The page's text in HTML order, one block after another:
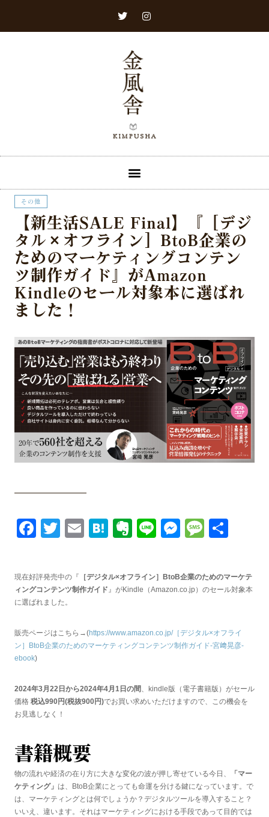
その他​
【新生活SALE Final】『［デジ
タル×オフライン］BtoB企業の
ためのマーケティングコンテン
ツ制作ガイド』がAmazon
Kindleのセール対象本に選ばれ
ました！
Facebook
Twitter
EmailHatena
Evernote
Line
現在好評発売中の『 ［デジタル×オフライン］BtoB企業のためのマーケテ
ィングコンテンツ制作ガイド 』がKindle（Amazon.co.jp）のセール対象本
に選ばれました。
販売ページはこちら→(https://www.amazon.co.jp/［デジタル×オフライ
ン］BtoB企業のためのマーケティングコンテンツ制作ガイド-宮﨑晃彦-
ebook)
2024年3月22日から2024年4月1日の間、kindle版（電子書籍版）がセール
価格 税込990円(税抜900円)でお買い求めいただけますので、この機会を
お見逃しなく！
書籍概要
物の流れや経済の在り方に大きな変化の波が押し寄せている今日、
「マー
ケティング」 は、BtoB企業にとっても命運を分ける鍵になっています。で
は、マーケティングとは何でしょうか？デジタルツールを導入すること？
いいえ、違います。それはマーケティングにおける手段であって目的では